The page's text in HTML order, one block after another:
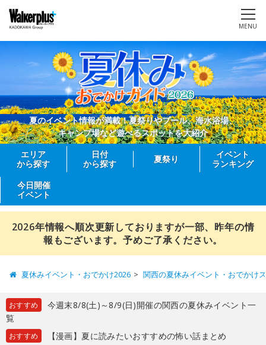
MENU
夏のイベント情報が満載！夏祭りやプール、海水浴場、
キャンプ場など遊べるスポットを大紹介
エリア
から探す
日付
から探す
夏祭り
イベント
ランキング
今日開催
イベント
2026年情報へ順次更新しておりますが一部、昨年の情
報もございます。予めご了承ください。
夏休みイベント・おでかけ2026 関西の夏休みイベント・おでかけ
おすすめ
今週末8/8(土)～8/9(日)開催の関西の夏休みイベント一
覧
おすすめ 【漫画】夏に読みたいおすすめの怖い話まとめ